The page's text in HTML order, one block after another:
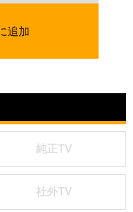
追加
純正TV
社外TV